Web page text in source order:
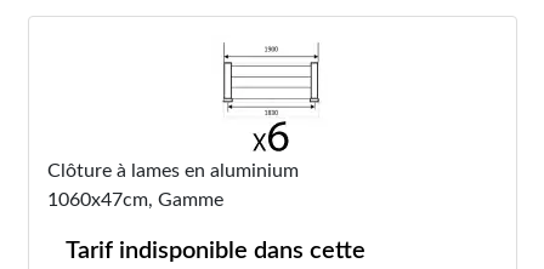
Clôture à lames en aluminium
1060x47cm, Gamme
Tarif indisponible dans cette